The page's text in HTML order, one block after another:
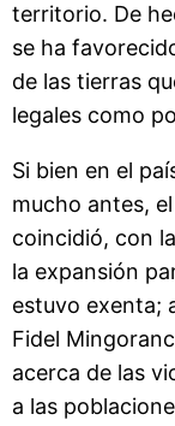
territorio. De
se ha
de las tierras
legales como
Si bien en el
mucho antes,
coincidió, con
la expansión
estuvo exenta;
Fidel
acerca de las
a las